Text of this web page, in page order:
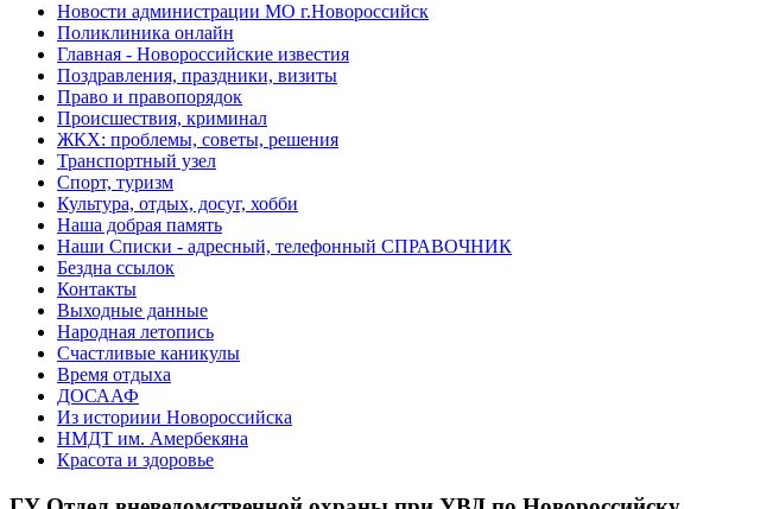
Новости администрации МО г.Новороссийск
Поликлиника онлайн
Главная - Новороссийские известия
Поздравления, праздники, визиты
Право и правопорядок
Происшествия, криминал
ЖКХ: проблемы, советы, решения
Транспортный узел
Спорт, туризм
Культура, отдых, досуг, хобби
Наша добрая память
Наши Списки - адресный, телефонный СПРАВОЧНИК
Бездна ссылок
Контакты
Выходные данные
Народная летопись
Счастливые каникулы
Время отдыха
ДОСААФ
Из историии Новороссийска
НМДТ им. Амербекяна
Красота и здоровье